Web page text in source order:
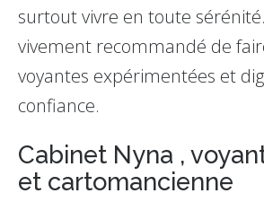
surtout vivre en toute
vivement recommandé de
voyantes expérimentées et
confiance.
Cabinet Nyna ,
et cartomancienne